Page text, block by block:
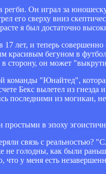
в регби. Он играл за
его сверху вниз
я был достаточно
лет, и теперь совершенно
красивым бегуном в
в сторону, он может
команды "Юнайтед",
Бекс вылетел из
последними из могикан,
простыми в эпоху
связь с реальностью?
не голодны, как были
что у меня есть